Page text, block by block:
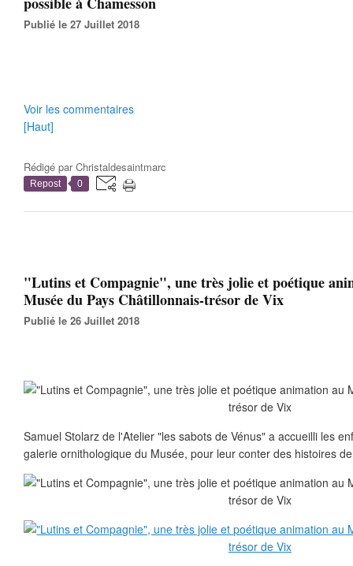
Publié le 27 Juillet 2018
Voir les commentaires
[Haut]
Rédigé parChristaldesaintmarc
Repost 0
"Lutins et Compagnie", une très jolie et poétique
Musée du Pays Châtillonnais-trésor de Vix
Publié le 26 Juillet 2018
Samuel Stolarz de l'Atelier "les sabots de Vénus" a accueilli les
galerie ornithologique du Musée, pour leur conter des histoires